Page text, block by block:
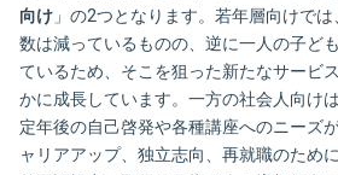
向け 」の2つとなります。若年層向けで
数は減っているものの、逆に一人の子ど
ているため、そこを狙った新たなサービ
かに成長しています。一方の社会人向け
定年後の自己啓発や各種講座へのニーズ
ャリアアップ、独立志向、再就職のため